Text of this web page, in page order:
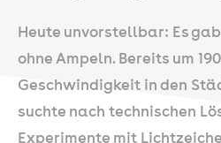
Heute unvorstellbar: Es
ohne Ampeln. Bereits um
Geschwindigkeit in den
suchte nach technischen
Experimente mit